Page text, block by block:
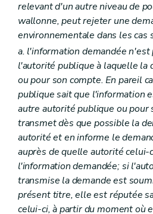
relevant d'un autre niveau de
wallonne, peut rejeter une
environnementale dans les cas
a. l'information demandée n'est
l'autorité publique à laquelle la
ou pour son compte. En pareil
publique sait que l'information
autre autorité publique ou pour
transmet dès que possible la
autorité et en informe le
auprès de quelle autorité celui-
l'information demandée; si
transmise la demande est
présent titre, elle est réputée
celui-ci, à partir du moment où